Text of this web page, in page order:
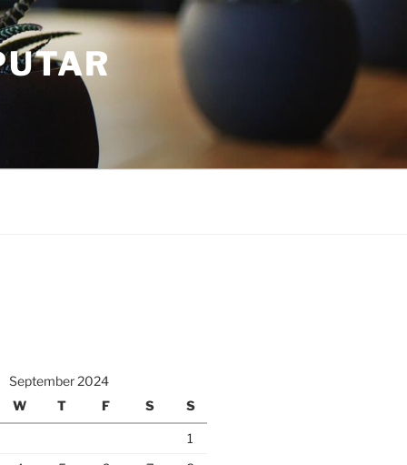
September 2024
W T F S S
1